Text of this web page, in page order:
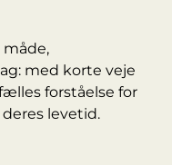
med korte veje
forståelse for
levetid.